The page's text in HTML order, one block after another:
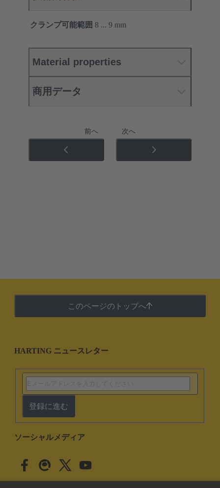
クランプ可能範囲 8 ... 9 mm
Material properties
商用データ
前へ 次へ
このページのトップへ
HARTING ニュースレター
登録に進む
ソーシャルメディア